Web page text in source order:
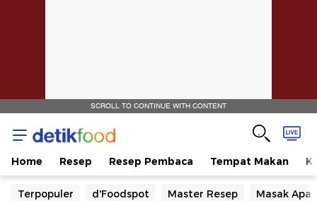
SCROLL TO CONTINUE WITH CONTENT
Home Resep Resep Pembaca Tempat Makan
Terpopuler d'Foodspot Master Resep Masak Apa